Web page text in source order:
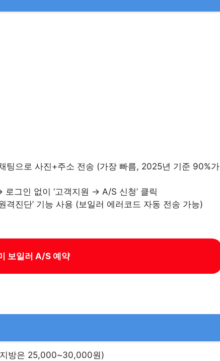
팅으로 사진+주소 전송 (가장 빠름, 2025년 기준 90%가
로그인 없이 ‘고객지원 → A/S 신청’ 클릭
진단’ 기능 사용 (보일러 에러코드 자동 전송 가능)
보일러 A/S 예약
방은 25,000~30,000원)